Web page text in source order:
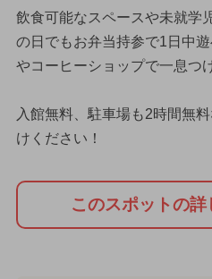
飲食可能なスペースや未就学
の日でもお弁当持参で1日中
やコーヒーショップで一息つ
入館無料、駐車場も2時間無
けください！
このスポットの